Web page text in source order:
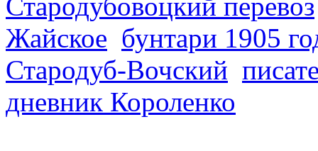
Жайское бунтари 1905
Стародуб-Вочский
дневник Короленко